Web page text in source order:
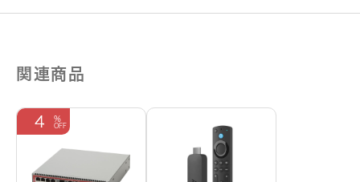
関連商品
4